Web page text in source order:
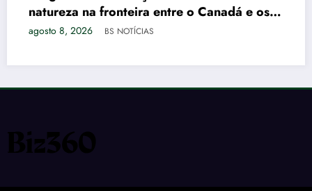
na fronteira entre o Canadá e os
8, 2026 BS NOTÍCIAS